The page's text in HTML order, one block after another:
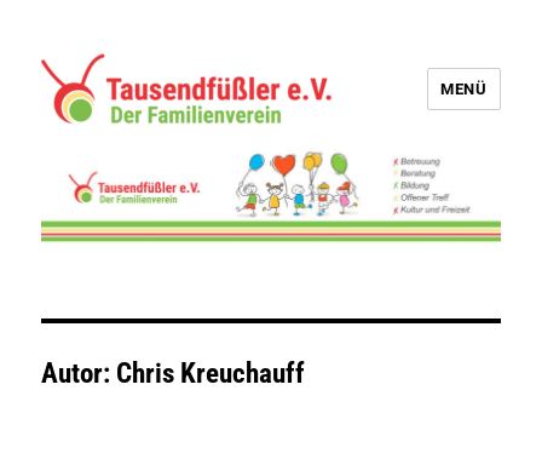
MENÜ
Autor: Chris Kreuchauff